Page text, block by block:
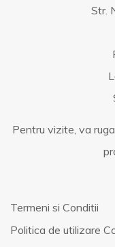
Str.
Pentru vizite, va
Termeni si Conditii
Politica de utilizare